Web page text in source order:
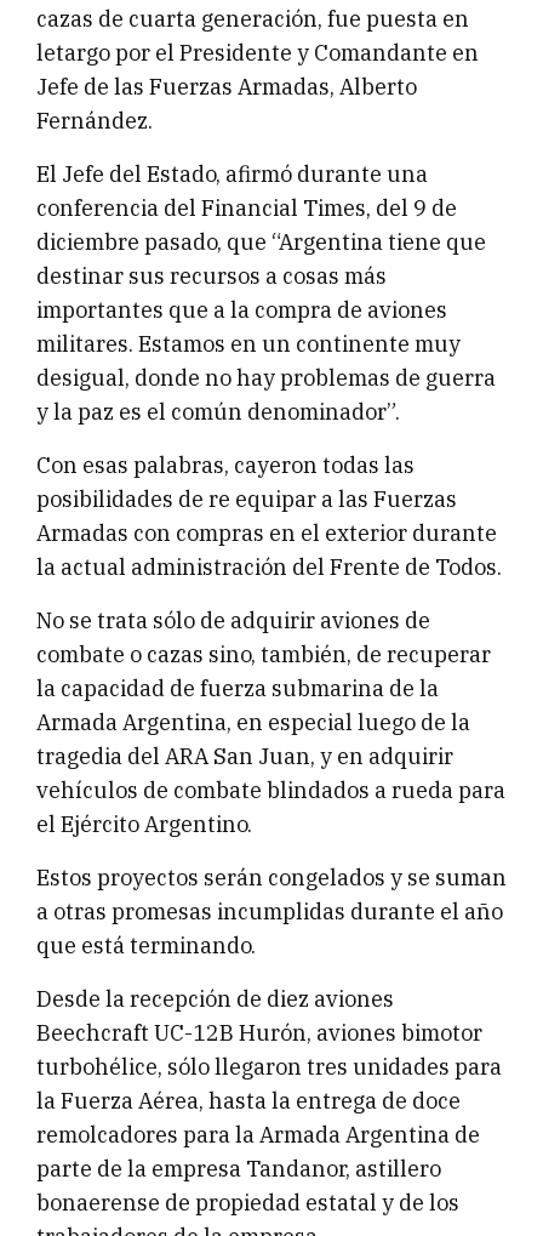
cazas de cuarta generación, fue puesta en
letargo por el Presidente y Comandante en
Jefe de las Fuerzas Armadas, Alberto
Fernández.
El Jefe del Estado, afirmó durante una
conferencia del Financial Times, del 9 de
diciembre pasado, que “Argentina tiene que
destinar sus recursos a cosas más
importantes que a la compra de aviones
militares. Estamos en un continente muy
desigual, donde no hay problemas de guerra
y la paz es el común denominador”.
Con esas palabras, cayeron todas las
posibilidades de re equipar a las Fuerzas
Armadas con compras en el exterior durante
la actual administración del Frente de Todos.
No se trata sólo de adquirir aviones de
combate o cazas sino, también, de recuperar
la capacidad de fuerza submarina de la
Armada Argentina, en especial luego de la
tragedia del ARA San Juan, y en adquirir
vehículos de combate blindados a rueda para
el Ejército Argentino.
Estos proyectos serán congelados y se suman
a otras promesas incumplidas durante el año
que está terminando.
Desde la recepción de diez aviones
Beechcraft UC-12B Hurón, aviones bimotor
turbohélice, sólo llegaron tres unidades para
la Fuerza Aérea, hasta la entrega de doce
remolcadores para la Armada Argentina de
parte de la empresa Tandanor, astillero
bonaerense de propiedad estatal y de los